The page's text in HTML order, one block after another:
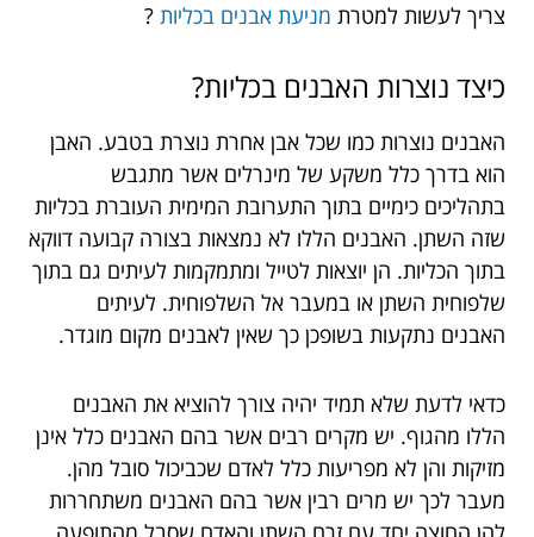
צריך לעשות למטרת מניעת אבנים בכליות ?
כיצד נוצרות האבנים בכליות?
האבנים נוצרות כמו שכל אבן אחרת נוצרת בטבע. האבן
הוא בדרך כלל משקע של מינרלים אשר מתגבש
בתהליכים כימיים בתוך התערובת המימית העוברת בכליות
שזה השתן. האבנים הללו לא נמצאות בצורה קבועה דווקא
בתוך הכליות. הן יוצאות לטייל ומתמקמות לעיתים גם בתוך
שלפוחית השתן או במעבר אל השלפוחית. לעיתים
האבנים נתקעות בשופכן כך שאין לאבנים מקום מוגדר.
כדאי לדעת שלא תמיד יהיה צורך להוציא את האבנים
הללו מהגוף. יש מקרים רבים אשר בהם האבנים כלל אינן
מזיקות והן לא מפריעות כלל לאדם שכביכול סובל מהן.
מעבר לכך יש מרים רבין אשר בהם האבנים משתחררות